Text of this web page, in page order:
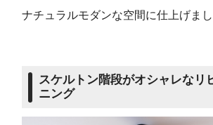
ナチュラルモダンな空間に仕上げまし
スケルトン階段がオシャレなリ
ニング